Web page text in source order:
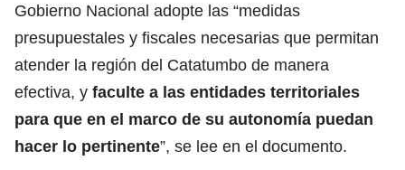
Gobierno Nacional adopte las “medidas
presupuestales y fiscales necesarias que permitan
atender la región del Catatumbo de manera
efectiva, y faculte a las entidades territoriales
para que en el marco de su autonomía puedan
hacer lo pertinente”, se lee en el documento.